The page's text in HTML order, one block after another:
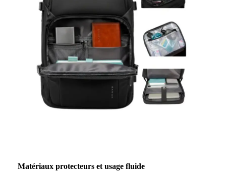
Matériaux protecteurs et usage fluide